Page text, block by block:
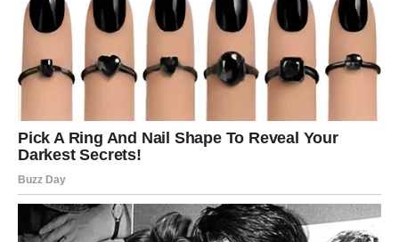
U ljubavi dolazi stabilnost. Slobodne Device mogu
upoznati osobu kroz posao ili svakodnevne aktivnosti.
Finansijski, period je povoljan za planiranje.
VAGA – Balans između srca i
razuma
Vaga mora pronaći ravnotežu u jednoj važnoj odluci.